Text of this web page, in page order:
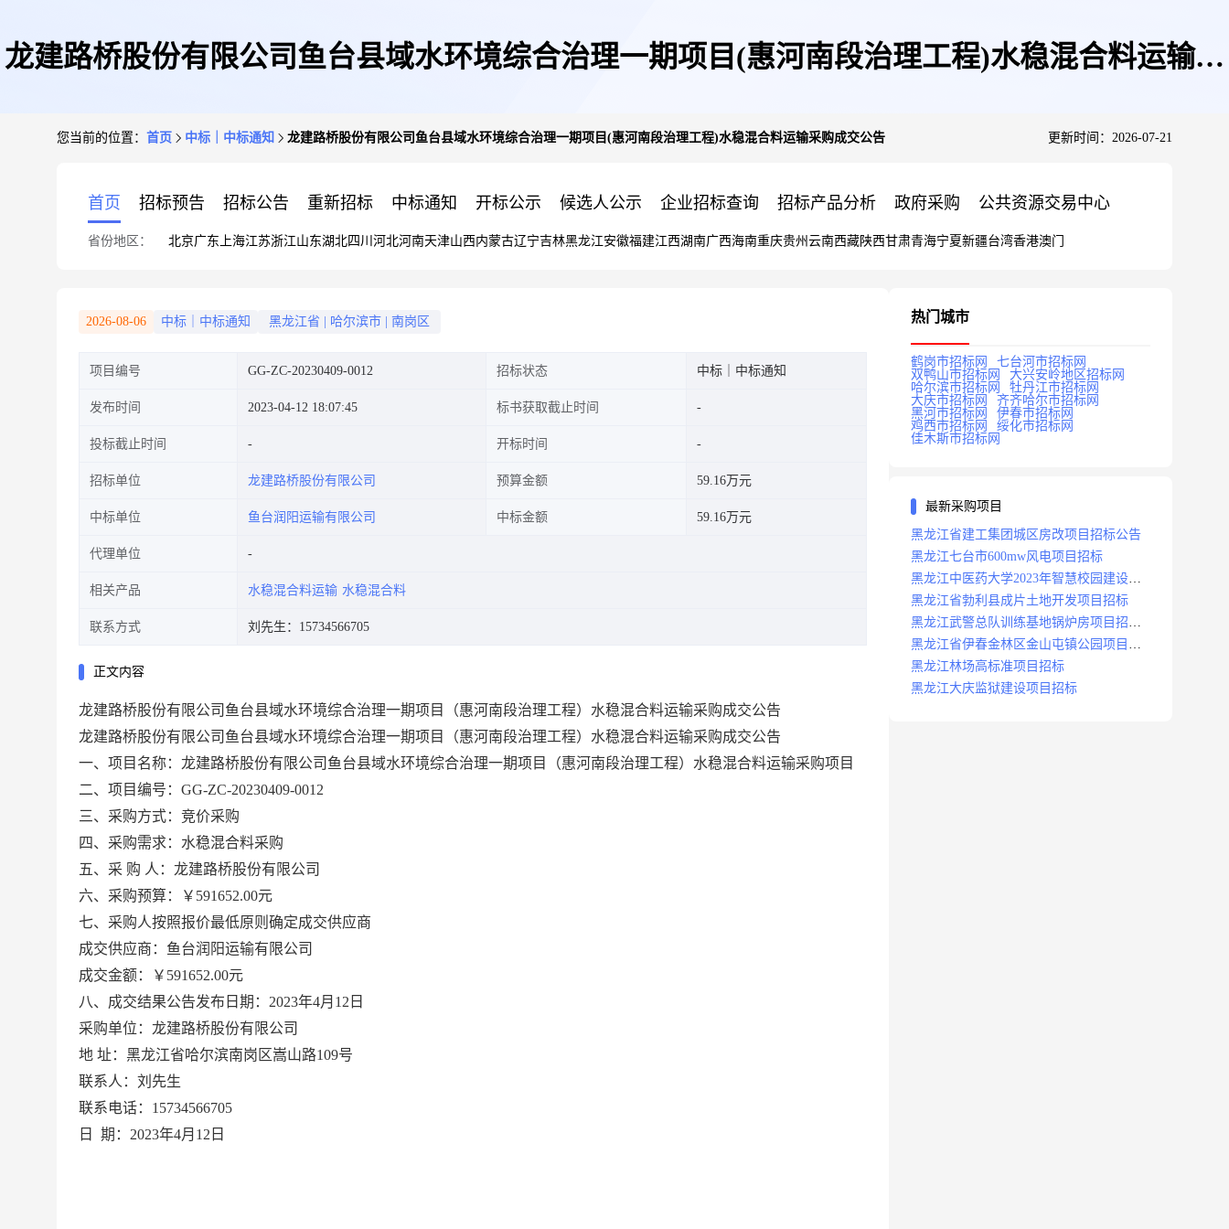
龙建路桥股份有限公司鱼台县域水环境综合治理一期项目(惠河南段治理工程)水稳混合料运输采
您当前的位置： 首页 中标｜中标通知 龙建路桥股份有限公司鱼台县域水环境综合治理一期项目(惠河南段治理工程)水稳混合料运输采购成交公告 更新时间：2026-07-21
首页 招标预告 招标公告 重新招标 中标通知 开标公示 候选人公示 企业招标查询 招标产品分析 政府采购 公共资源交易中心
省份地区： 北京广东 上海江苏浙江山东湖北四川 河北河南天津山西内蒙古辽宁吉林黑龙江安徽福建江西湖南广西海南重庆贵州 云南西藏陕西甘肃青海宁夏新疆台湾香港澳门
2026-08-06 中标｜中标通知 黑龙江省 哈尔滨市 南岗区
项目编号 GG-ZC-20230409-0012 招标状态 中标｜中标通知
发布时间 2023-04-12 18:07:45 标书获取截止时间
投标截止时间 开标时间
招标单位 龙建路桥股份有限公司 预算金额 59.16万元
中标单位 鱼台润阳运输有限公司 中标金额 59.16万元
代理单位
相关产品 水稳混合料运输 水稳混合料
联系方式 刘先生：15734566705
正文内容
龙建路桥股份有限公司鱼台县域水环境综合治理一期项目（惠河南段治理工程）水稳混合料运输采购成交公告
龙建路桥股份有限公司鱼台县域水环境综合治理一期项目（惠河南段治理工程）水稳混合料运输采购成交公告
一、项目名称： 龙建路桥股份有限公司鱼台县域水环境综合治理一期项目（惠河南段治理工程）水稳混合料运输采购项目
二、项目编号： GG-ZC-20230409-0012
三、采购方式：竞价采购
四、采购需求：水稳混合料采购
五、采 购 人：龙建路桥股份有限公司
六、采购预算：￥ 591652.00元
七、采购人按照报价最低原则确定成交供应商
成交供应商：鱼台润阳运输有限公司
成交金额：￥ 591652.00元
八、成交结果公告发布日期： 2023年4月12日
采购单位：龙建路桥股份有限公司
地 址：黑龙江省哈尔滨南岗区嵩山路109号
联系人：刘先生
联系电话： 15734566705
日
期： 2023年4月12日
热门城市
鹤岗市招标网
七台河市招标网
双鸭山市招标网
大兴安岭地区招标网
哈尔滨市招标网
牡丹江市招标网
大庆市招标网
齐齐哈尔市招标网
黑河市招标网
伊春市招标网
鸡西市招标网
绥化市招标网
佳木斯市招标网
最新采购项目
黑龙江省建工集团城区房改项目招标公告
黑龙江七台市600mw风电项目招标
黑龙江中医药大学2023年智慧校园建设项
目招标公告
黑龙江省勃利县成片土地开发项目招标
黑龙江武警总队训练基地锅炉房项目招标
公示
黑龙江省伊春金林区金山屯镇公园项目招
标公告
黑龙江林场高标准项目招标
黑龙江大庆监狱建设项目招标